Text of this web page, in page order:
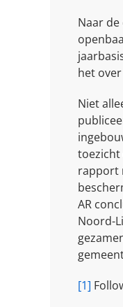
Naar
het
Niet
toezicht
rapport
AR
Noord-
[1]